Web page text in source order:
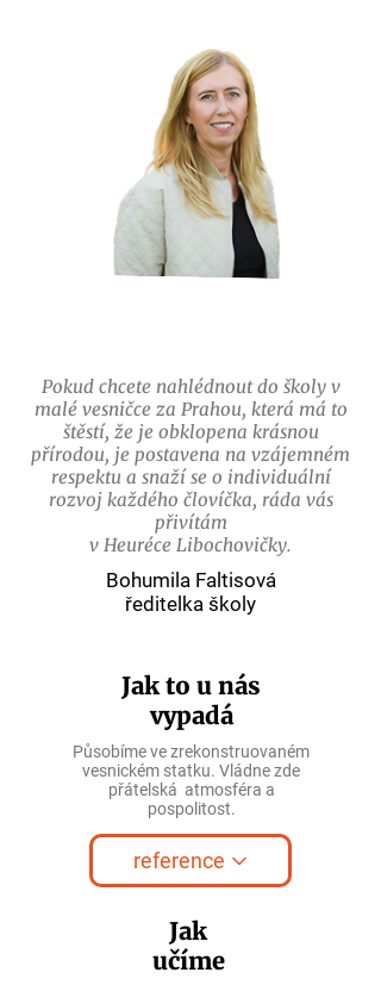
Pokud chcete nahlédnout do školy v
malé vesničce za Prahou, která má to
štěstí, že je obklopena krásnou
přírodou, je postavena na vzájemném
respektu a snaží se o individuální
rozvoj každého človíčka, ráda vás
přivítám
v Heuréce Libochovičky.
Bohumila Faltisová
ředitelka školy
Jak to u nás
vypadá
Působíme ve zrekonstruovaném
vesnickém statku. Vládne zde
přátelská atmosféra a
pospolitost.
reference
Jak
učíme